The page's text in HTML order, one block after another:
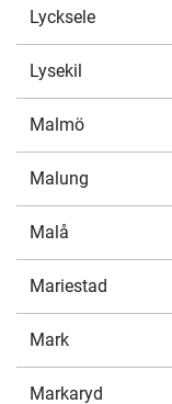
Lycksele
Lysekil
Malmö
Malung
Malå
Mariestad
Mark
Markaryd